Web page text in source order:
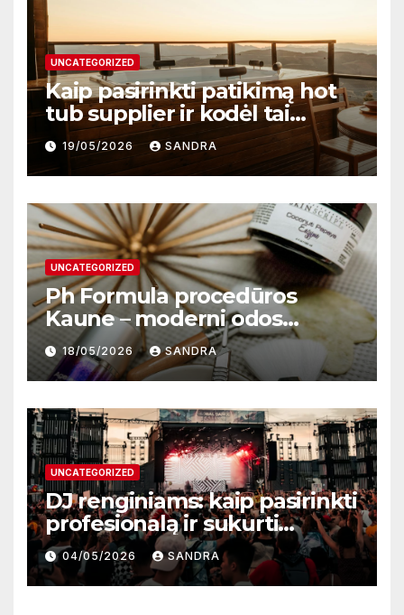
UNCATEGORIZED
Kaip pasirinkti patikimą hot
tub supplier ir kodėl tai
svarbu?
19/05/2026 SANDRA
UNCATEGORIZED
Ph Formula procedūros
Kaune – moderni odos
atnaujinimo sistema
18/05/2026 SANDRA
UNCATEGORIZED
DJ renginiams: kaip pasirinkti
profesionalą ir sukurti
nepamirštamą atmosferą
04/05/2026 SANDRA